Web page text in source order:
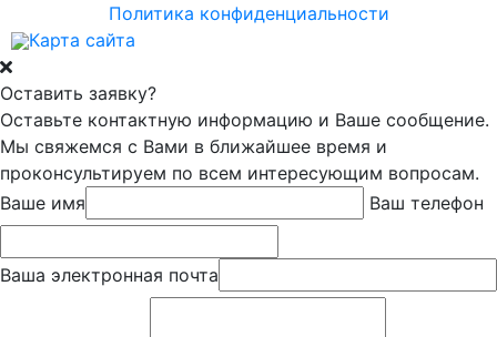
Политика конфиденциальности
Карта сайта
Оставить заявку?
Оставьте контактную информацию и Ваше сообщение.
Мы свяжемся с Вами в ближайшее время и
проконсультируем по всем интересующим вопросам.
Ваше имя
Ваш телефон
Ваша электронная почта